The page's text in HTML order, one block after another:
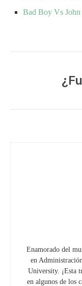
Bad Boy Vs John
Enamorado del
en
University. ¡Esta
en algunos de los